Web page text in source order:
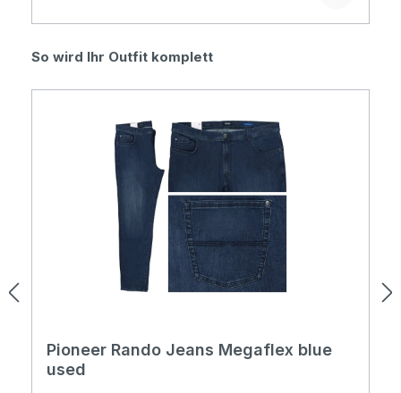
Produktgalerie überspringen
So wird Ihr Outfit komplett
Pioneer Rando Jeans Megaflex blue
used